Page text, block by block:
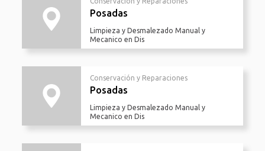
Posadas
Limpieza y Desmalezado Manual y
Mecanico en Dis
Conservación y Reparaciones
Posadas
Limpieza y Desmalezado Manual y
Mecanico en Dis